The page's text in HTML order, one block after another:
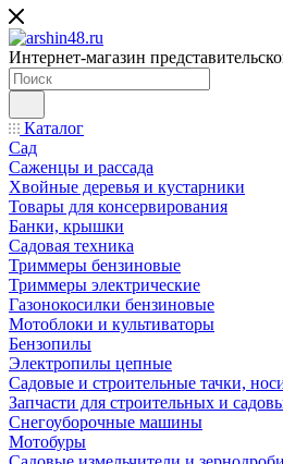
Интернет-магазин
Каталог
Сад
Саженцы и рассада
Хвойные деревья и кустарники
Товары для консервирования
Банки, крышки
Садовая техника
Триммеры бензиновые
Триммеры электрические
Газонокосилки бензиновые
Мотоблоки и культиваторы
Бензопилы
Электропилы цепные
Садовые и строительные тачки,
Запчасти для строительных и
Снегоуборочные машины
Мотобуры